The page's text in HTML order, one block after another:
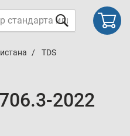
TDS
2022